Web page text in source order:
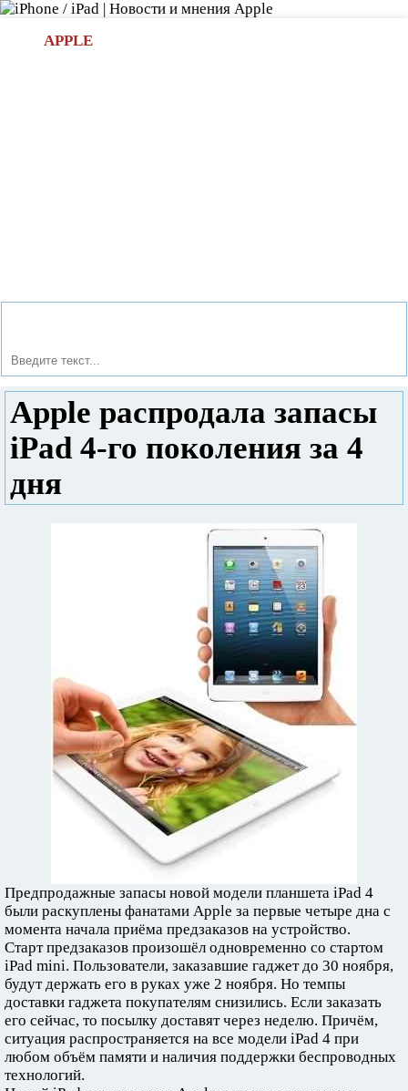
APPLE
Apple распродала запасы
iPad 4-го поколения за 4
дня
Предпродажные запасы новой модели планшета iPad 4
были раскуплены фанатами Apple за первые четыре дна с
момента начала приёма предзаказов на устройство.
Старт предзаказов произошёл одновременно со стартом
iPad mini. Пользователи, заказавшие гаджет до 30 ноября,
будут держать его в руках уже 2 ноября. Но темпы
доставки гаджета покупателям снизились. Если заказать
его сейчас, то посылку доставят через неделю. Причём,
ситуация распространяется на все модели iPad 4 при
любом объём памяти и наличия поддержки беспроводных
технологий.